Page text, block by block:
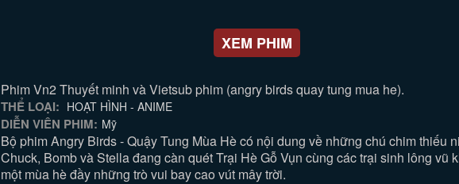
XEM PHIM
Phim Vn2 Thuyết minh và Vietsub phim (angry birds quay tung mua he).
THỂ LOẠI: HOẠT HÌNH - ANIME
DIỄN VIÊN PHIM: Mỹ
Bộ phim Angry Birds - Quậy Tung Mùa Hè có nội dung về những chú chim thiếu
Chuck, Bomb và Stella đang càn quét Trại Hè Gỗ Vụn cùng các trại sinh lông vũ
một mùa hè đầy những trò vui bay cao vút mây trời.